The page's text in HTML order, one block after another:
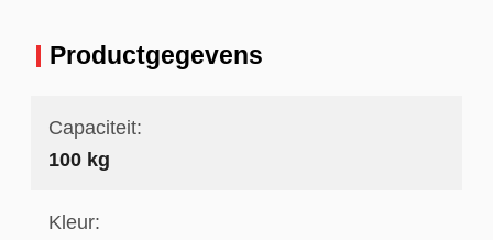
Productgegevens
Capaciteit:
100 kg
Kleur: